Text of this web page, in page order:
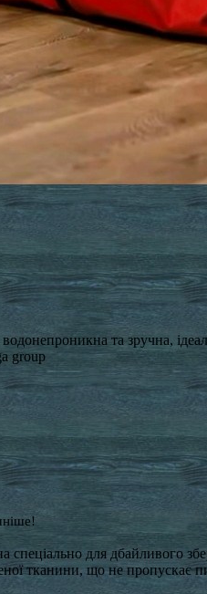
та зручна,
group
спеціально для дбайливого
тканини, що не пропускає